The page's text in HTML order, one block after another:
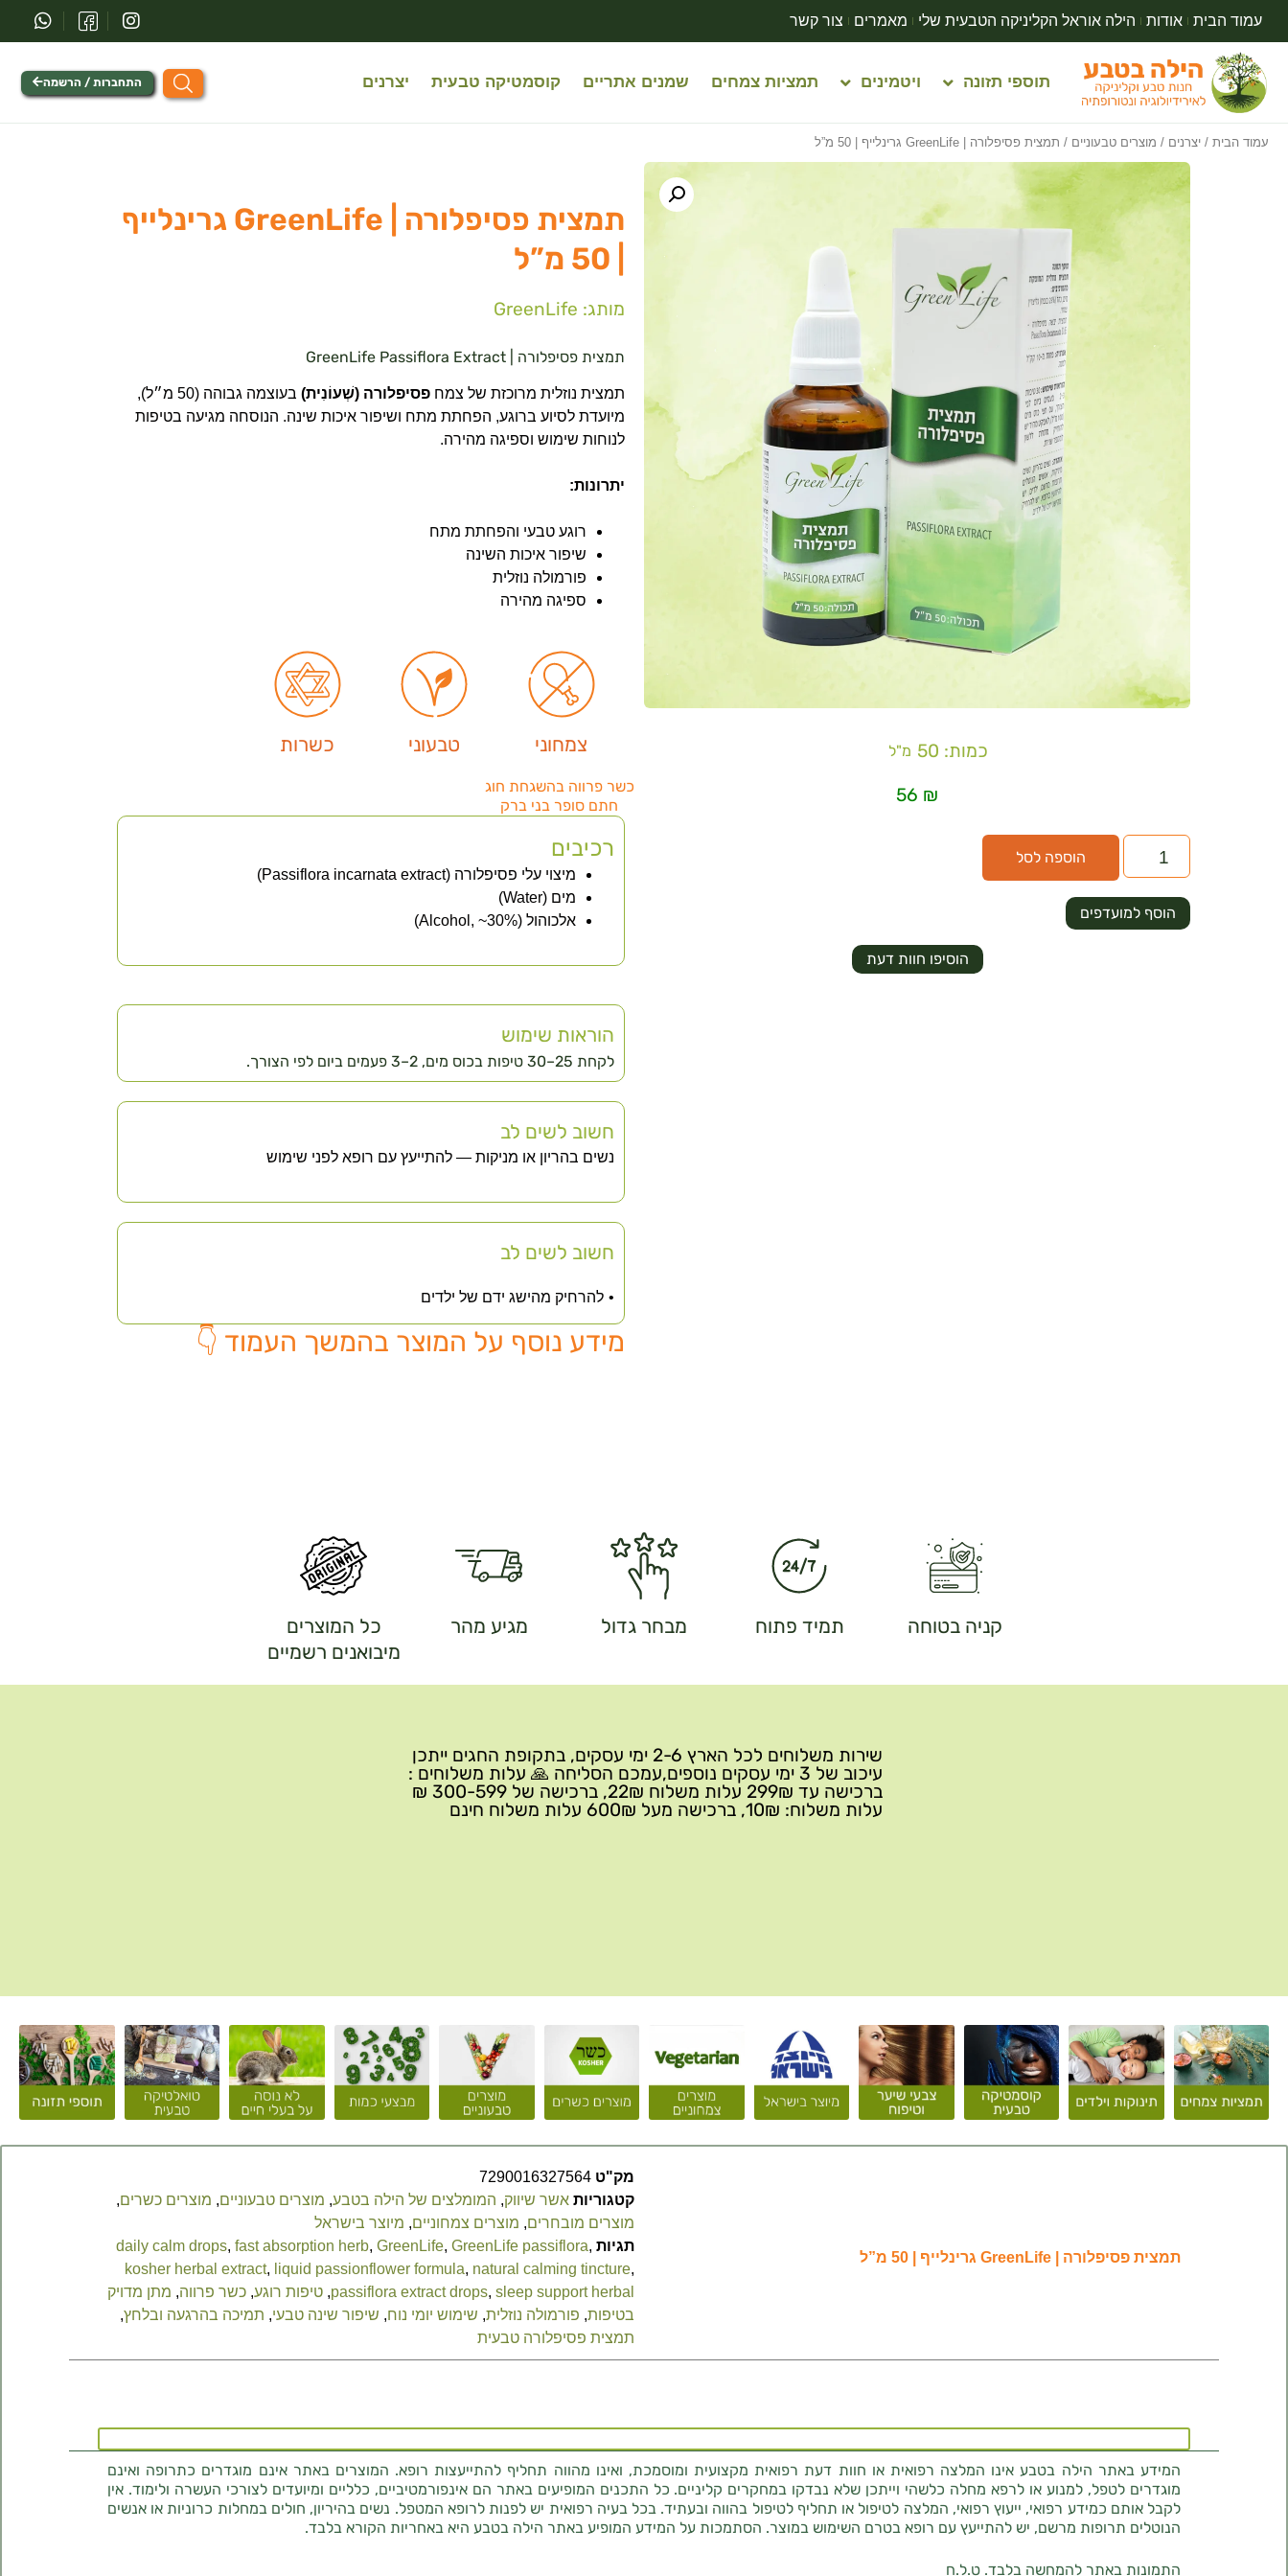
עמוד הבית אודות הילה אוראל הקליניקה הטבעית שלי מאמרים צור קשר
תוספי תזונה ויטמינים תמציות צמחים שמנים אתריים קוסמטיקה טבעית יצרנים התחברות / הרשמה
עמוד הבית / יצרנים / מוצרים טבעוניים / תמצית פסיפלורה | GreenLife גרינלייף | 50 מ”ל
כמות: 50 מ"ל
56 ₪
הוספה לסל
הוסיפו חוות דעת
הוסף למועדפים
תמצית פסיפלורה | GreenLife גרינלייף
מותג: GreenLife
תמצית פסיפלורה | GreenLife Passiflora Extract
תמצית נוזלית מרוכזת של צמח פסיפלורה (שְׁעוֹנִית)
בעוצמה גבוהה (50 מ״ל),
מיועדת לסיוע ברוגע, הפחתת מתח ושיפור איכות שינה. הנוסחה מגיעה בטיפות
לנוחות שימוש וספיגה מהירה.
יתרונות:
רוגע טבעי והפחתת מתח
שיפור איכות השינה
פורמולה נוזלית
ספיגה מהירה
צמחוני טבעוני כשרות
כשר פרווה בהשגחת חוג
חתם סופר בני ברק
רכיבים
מיצוי עלי פסיפלורה (Passiflora incarnata extract)
מים (Water)
אלכוהול (Alcohol, ~30%)
הוראות שימוש
לקחת 25–30 טיפות בכוס מים, 2–3 פעמים ביום לפי הצורך.
חשוב לשים לב
נשים בהריון או מניקות — להתייעץ עם רופא לפני שימוש
חשוב לשים לב
להרחיק מהישג ידם של ילדים
מידע נוסף על המוצר בהמשך העמוד 👇
קניה בטוחה תמיד פתוח מבחר גדול מגיע מהר
כל המוצרים
מיבואנים רשמיים
שירות משלוחים לכל הארץ 2-6 ימי עסקים, בתקופת החגים ייתכן
עיכוב של 3 ימי עסקים נוספים,עמכם הסליחה 🙏 עלות משלוחים :
ברכישה עד 299₪ עלות משלוח 22₪, ברכישה של 300-599 ₪
עלות משלוח: 10₪, ברכישה מעל 600₪ עלות משלוח חינם
תמצית פסיפלורה | GreenLife גרינלייף | 50 מ”ל
מק"ט 7290016327564
קטגוריות אשר שיווק, המומלצים של הילה בטבע, מוצרים טבעוניים, מוצרים כשרים,
מוצרים מובחרים, מוצרים צמחוניים, מיוצר בישראל
תגיות
daily calm drops, fast absorption herb, GreenLife, GreenLife passiflora,
kosher herbal extract, liquid passionflower formula, natural calming tincture,
passiflora extract drops, sleep support herbal
, טיפות רוגע, כשר פרווה, מתן מדויק
בטיפות, פורמולה נוזלית, שימוש יומי נוח, שיפור שינה טבעי, תמיכה בהרגעה ובלחץ,
תמצית פסיפלורה טבעית
המידע באתר הילה בטבע אינו המלצה רפואית או חוות דעת רפואית מקצועית ומוסמכת, ואינו מהווה תחליף להתייעצות רופא. המוצרים באתר אינם מוגדרים כתרופה ואינם
מוגדרים לטפל, למנוע או לרפא מחלה כלשהי וייתכן שלא נבדקו במחקרים קליניים. כל התכנים המופיעים באתר הם אינפורמטיביים, כלליים ומיועדים לצורכי העשרה ולימוד. אין
לקבל אותם כמידע רפואי, ייעוץ רפואי, המלצה לטיפול או תחליף לטיפול בהווה ובעתיד. בכל בעיה רפואית יש לפנות לרופא המטפל. נשים בהיריון, חולים במחלות כרוניות או אנשים
הנוטלים תרופות מרשם, יש להתייעץ עם רופא בטרם השימוש במוצר. הסתמכות על המידע המופיע באתר הילה בטבע היא באחריות הקורא בלבד.
התמונות באתר להמחשה בלבד. ט.ל.ח